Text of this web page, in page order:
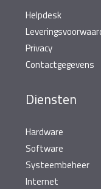
Helpdesk
Privacy
Contactgegevens
Diensten
Hardware
Software
Systeembeheer
Internet